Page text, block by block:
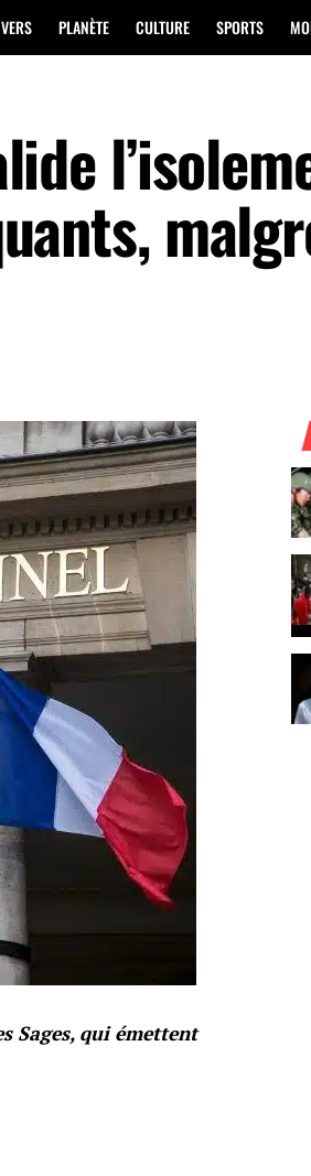
PLANÈTE CULTURE SPORTS
Sages, qui émettent